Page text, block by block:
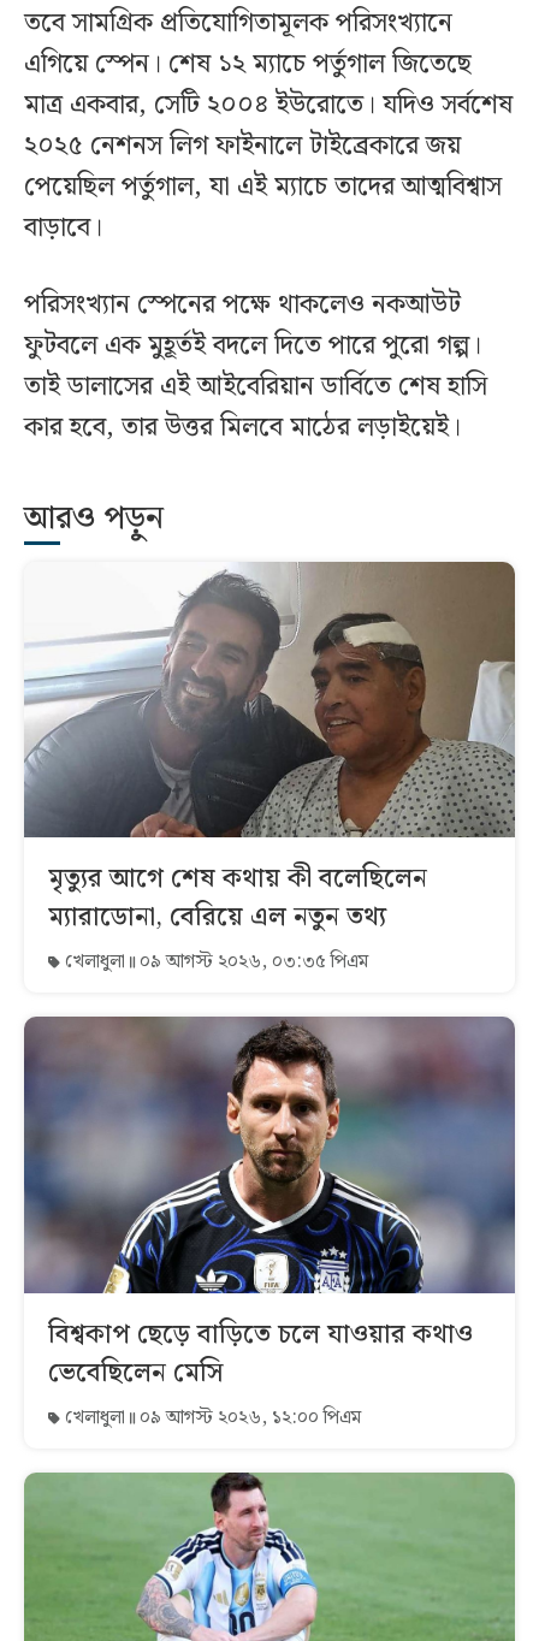
তবে সামগ্রিক প্রতিযোগিতামূলক পরিসংখ্যানে
এগিয়ে স্পেন। শেষ ১২ ম্যাচে পর্তুগাল জিতেছে
মাত্র একবার, সেটি ২০০৪ ইউরোতে। যদিও সর্বশেষ
২০২৫ নেশনস লিগ ফাইনালে টাইব্রেকারে জয়
পেয়েছিল পর্তুগাল, যা এই ম্যাচে তাদের আত্মবিশ্বাস
বাড়াবে।
পরিসংখ্যান স্পেনের পক্ষে থাকলেও নকআউট
ফুটবলে এক মুহূর্তই বদলে দিতে পারে পুরো গল্প।
তাই ডালাসের এই আইবেরিয়ান ডার্বিতে শেষ হাসি
কার হবে, তার উত্তর মিলবে মাঠের লড়াইয়েই।
আরও পড়ুন
মৃত্যুর আগে শেষ কথায় কী বলেছিলেন
ম্যারাডোনা, বেরিয়ে এল নতুন তথ্য
খেলাধুলা ০৯ আগস্ট ২০২৬, ০৩:৩৫ পিএম
বিশ্বকাপ ছেড়ে বাড়িতে চলে যাওয়ার কথাও
ভেবেছিলেন মেসি
খেলাধুলা ০৯ আগস্ট ২০২৬, ১২:০০ পিএম